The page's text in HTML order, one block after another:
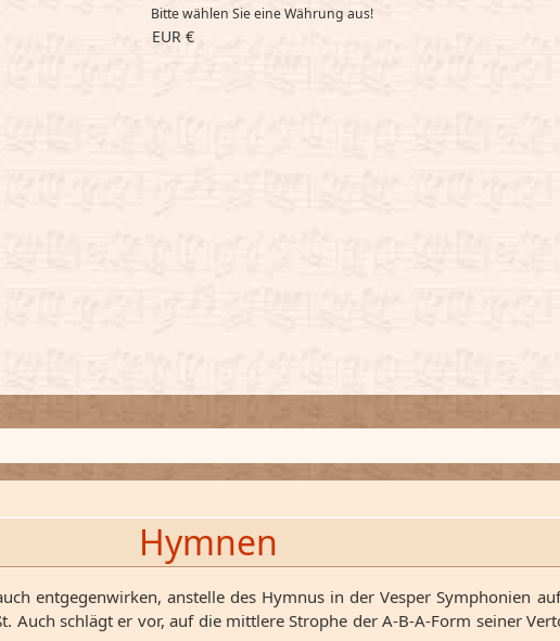
Bitte wählen Sie eine Währung aus!
EUR €
Hymnen
entgegenwirken, anstelle des Hymnus in der Vesper Symphonien
Auch schlägt er vor, auf die mittlere Strophe der A-B-A-Form seiner